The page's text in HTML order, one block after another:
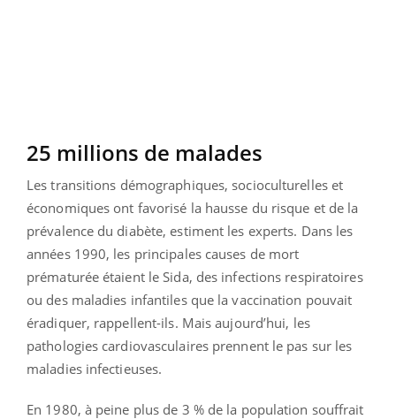
25 millions de malades
Les transitions démographiques, socioculturelles et
économiques ont favorisé la hausse du risque et de la
prévalence du diabète, estiment les experts. Dans les
années 1990, les principales causes de mort
prématurée étaient le Sida, des infections respiratoires
ou des maladies infantiles que la vaccination pouvait
éradiquer, rappellent-ils. Mais aujourd’hui, les
pathologies cardiovasculaires prennent le pas sur les
maladies infectieuses.
En 1980, à peine plus de 3 % de la population souffrait